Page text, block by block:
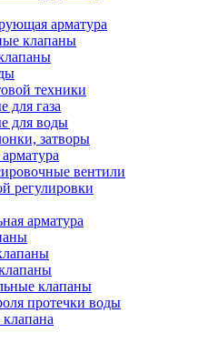
арматура
клапаны
техники
для газа
для воды
затворы
вентили
регулировки
арматура
клапаны
протечки воды